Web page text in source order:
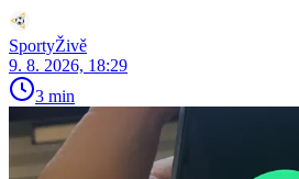
SportyŽivě
9. 8. 2026, 18:29
3 min